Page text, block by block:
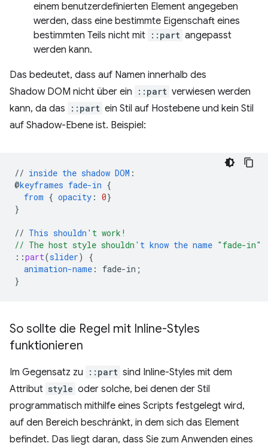
einem benutzerdefinierten Element angegeben
werden, dass eine bestimmte Eigenschaft eines
bestimmten Teils nicht mit ::part angepasst
werden kann.
Das bedeutet, dass auf Namen innerhalb des
Shadow DOM nicht über ein
::part verwiesen werden
kann, da das
::part ein Stil auf Hostebene und kein Stil
auf Shadow-Ebene ist. Beispiel:
// inside the shadow DOM :
@keyframes fade-in {
from { opacity : 0}
}
// This shouldn 't work!
// The host style shouldn' t know the name "fade-in"
::part(slider)
{
animation-name : fade-in ;
}
So sollte die Regel mit Inline-Styles
funktionieren
Im Gegensatz zu ::part sind Inline-Styles mit dem
Attribut style oder solche, bei denen der Stil
programmatisch mithilfe eines Scripts festgelegt wird,
auf den Bereich beschränkt, in dem sich das Element
befindet. Das liegt daran, dass Sie zum Anwenden eines